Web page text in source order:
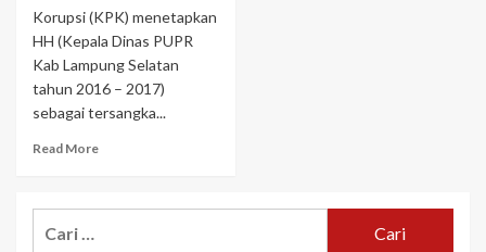
Korupsi (KPK) menetapkan
HH (Kepala Dinas PUPR
Kab Lampung Selatan
tahun 2016 – 2017)
sebagai tersangka...
Read More